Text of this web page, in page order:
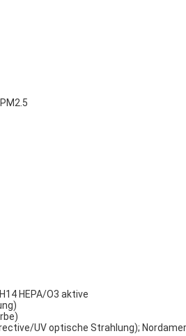
HEPA/O3 aktive
UV optische Strahlung);